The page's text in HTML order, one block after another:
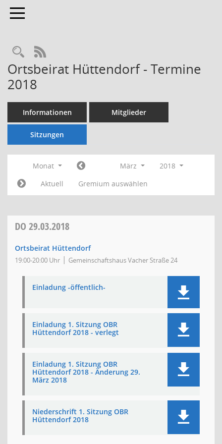
Toggle navigation
Rechercheauswahl
RSS-Feed
Ortsbeirat Hüttendorf - Termine
2018
Informationen Mitglieder
Sitzungen
Monat März
2018
Aktuell
Gremium auswählen
DO 29.03.2018
Ortsbeirat Hüttendorf
19:00-20:00 Uhr Gemeinschaftshaus Vacher Straße 24
Einladung -öffentlich-
Einladung 1. Sitzung OBR
Hüttendorf 2018 - verlegt
Einladung 1. Sitzung OBR
Hüttendorf 2018 - Änderung 29.
März 2018
Niederschrift 1. Sitzung OBR
Hüttendorf 2018